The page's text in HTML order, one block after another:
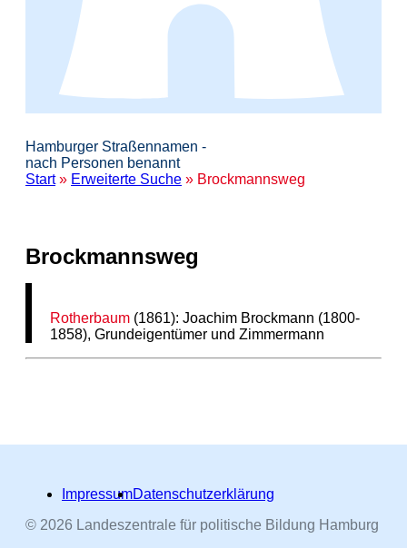
Hamburger Straßennamen -
nach Personen benannt
Start» Erweiterte Suche » Brockmannsweg
Brockmannsweg
Rotherbaum (1861): Joachim Brockmann (1800-
1858), Grundeigentümer und Zimmermann
ImpressumDatenschutzerklärung
© 2026 Landeszentrale für politische Bildung Hamburg